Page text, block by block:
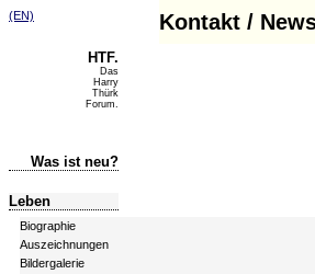
(EN)
HTF.
Das
Harry
Thürk
Forum.
Was ist neu?
Leben
Biographie
Auszeichnungen
Bildergalerie
Kontakt /